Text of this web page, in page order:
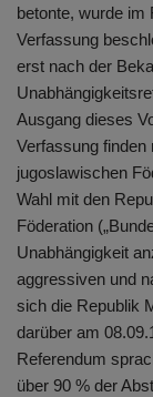
betonte, wurde im
Verfassung
erst nach der
Ausgang dieses
Verfassung
jugoslawischen
Wahl mit den
Föderation
Unabhängigkeit
aggressiven und
sich die Republik
darüber am
Referendum
über 90 % der